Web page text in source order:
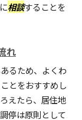
相談することを
れ
るため、よくわ
とをおすすめし
えたら、居住地
停は原則として